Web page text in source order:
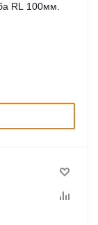
RL 100мм.